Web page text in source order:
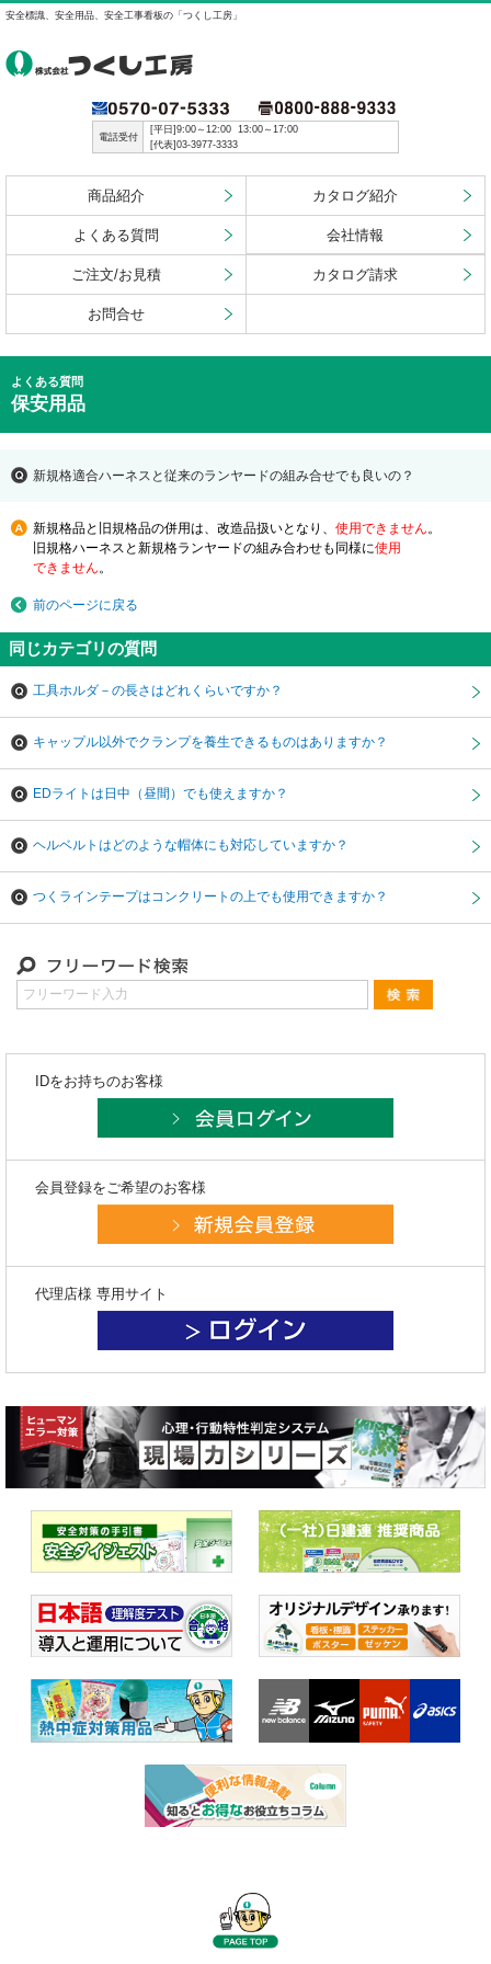
安全標識、安全用品、安全工事看板の「つくし工房」
電話受付
[平日]9:00～12:00 13:00～17:00
[代表]03-3977-3333
商品紹介 カタログ紹介
よくある質問 会社情報
ご注文/お見積 カタログ請求
お問合せ
よくある質問
保安用品
新規格適合ハーネスと従来のランヤードの組み合せでも良いの？
新規格品と旧規格品の併用は、改造品扱いとなり、 使用できません 。
旧規格ハーネスと新規格ランヤードの組み合わせも同様に使用
できません 。
前のページに戻る
同じカテゴリの質問
工具ホルダ－の長さはどれくらいですか？
キャップル以外でクランプを養生できるものはありますか？
EDライトは日中（昼間）でも使えますか？
ヘルベルトはどのような帽体にも対応していますか？
つくラインテープはコンクリートの上でも使用できますか？
IDをお持ちのお客様
会員登録をご希望のお客様
代理店様 専用サイト